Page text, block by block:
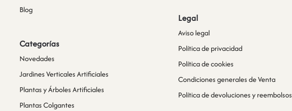
Blog
Categorías
Novedades
Jardines Verticales Artificiales
Plantas y Árboles Artificiales
Plantas Colgantes
Legal
Aviso legal
Política de privacidad
Política de cookies
Condiciones generales de Venta
Política de devoluciones y reembolsos